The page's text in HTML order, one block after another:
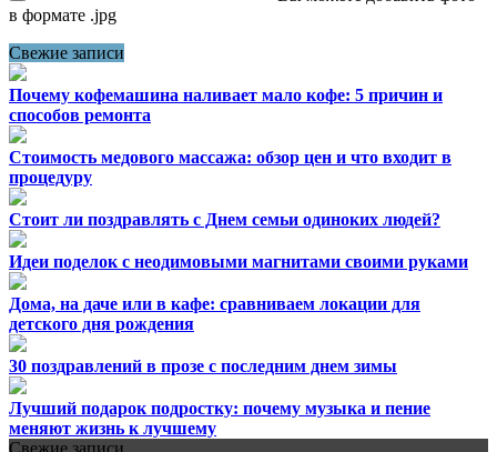
в формате .jpg
Свежие записи
Почему кофемашина наливает мало кофе: 5 причин и
способов ремонта
Стоимость медового массажа: обзор цен и что входит в
процедуру
Стоит ли поздравлять с Днем семьи одиноких людей?
Идеи поделок с неодимовыми магнитами своими руками
Дома, на даче или в кафе: сравниваем локации для
детского дня рождения
30 поздравлений в прозе с последним днем зимы
Лучший подарок подростку: почему музыка и пение
меняют жизнь к лучшему